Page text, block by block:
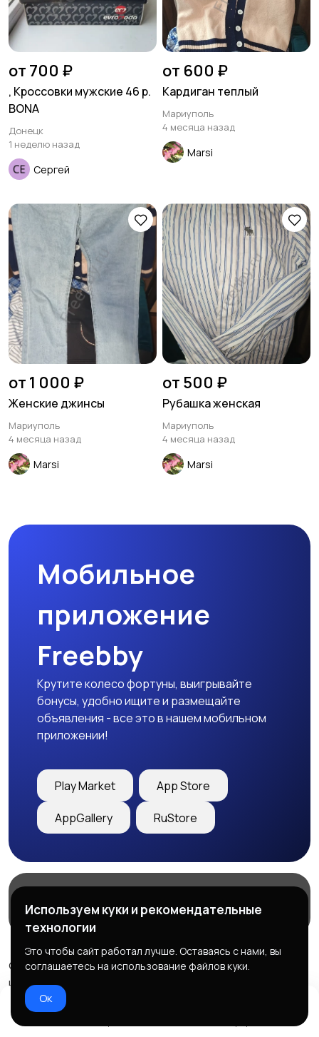
от 700 ₽
, Кроссовки мужские 46 р.
BONA
Донецк
1 неделю назад
Сергей
от 600 ₽
Кардиган теплый
Мариуполь
4 месяца назад
Marsi
от 1 000 ₽
Женские джинсы
Мариуполь
4 месяца назад
Marsi
от 500 ₽
Рубашка женская
Мариуполь
4 месяца назад
Marsi
Мобильное
приложение
Freebby
Крутите колесо фортуны, выигрывайте
бонусы, удобно ищите и размещайте
объявления - все это в нашем мобильном
приложении!
Play Market App Store
AppGallery RuStore
Служба поддержки
© 2026 Freebby - Сервис бесплатных объявлений ДНР
и ЛНР
Правила сервиса
Используем куки и рекомендательные
технологии
Это чтобы сайт работал лучше. Оставаясь с нами, вы
соглашаетесь на использование файлов куки.
Ок